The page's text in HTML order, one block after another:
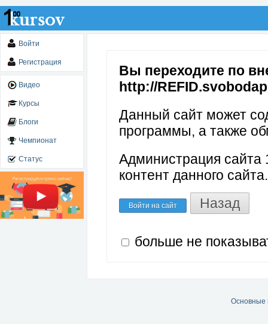
Войти
Регистрация
Видео
Курсы
Блоги
Чемпионат
Статус
Вы переходите по
http://
Данный сайт может
программы, а также
Администрация сайта
контент данного сайта.
Войти на сайт Назад
больше не
Основные